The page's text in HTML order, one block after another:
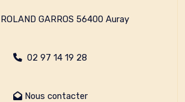
GARROS 56400 Auray
02 97 14 19 28
Nous contacter